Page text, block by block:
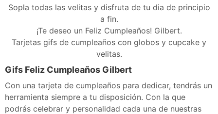
Sopla todas las velitas y disfruta de tu dia de principio
a fin.
¡Te deseo un Feliz Cumpleaños! Gilbert.
Tarjetas gifs de cumpleaños con globos y cupcake y
velitas.
Gifs Feliz Cumpleaños Gilbert
Con una tarjeta de cumpleaños para dedicar, tendrás un
herramienta siempre a tu disposición. Con la que
podrás celebrar y personalidad cada una de nuestras